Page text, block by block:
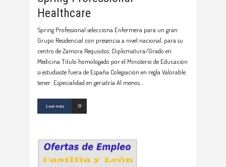
Healthcare
Spring Professional selecciona Enfermera para un gran
Grupo Residencial con presencia a nivel nacional, para su
centro de Zamora Requisitos: Diplomatura/Grado en
Medicina Título homologado por el Ministerio de Educación
si estudiaste fuera de España Colegiación en regla Valorable
tener: Especialidad en geriatría Al menos
Leer más